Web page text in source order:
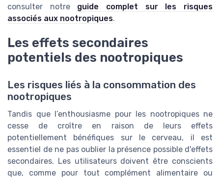
consulter notre guide complet sur les risques
associés aux nootropiques.
Les effets secondaires
potentiels des nootropiques
Les risques liés à la consommation des
nootropiques
Tandis que l’enthousiasme pour les nootropiques ne
cesse de croître en raison de leurs effets
potentiellement bénéfiques sur le cerveau, il est
essentiel de ne pas oublier la présence possible d'effets
secondaires. Les utilisateurs doivent être conscients
que, comme pour tout complément alimentaire ou